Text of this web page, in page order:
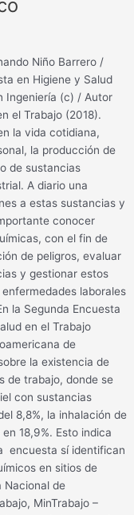
Niño Barrero /
en Higiene y Salud
Ingeniería (c) / Autor
el Trabajo (2018).
la vida cotidiana,
la producción de
de sustancias
A diario una
a estas sustancias y
conocer
con el fin de
de peligros, evaluar
y gestionar estos
laborales
la Segunda Encuesta
en el Trabajo
de
la existencia de
de trabajo, donde se
con sustancias
8,8%, la inhalación de
18,9%. Esto indica
encuesta sí identifican
en sitios de
Nacional de
MinTrabajo –